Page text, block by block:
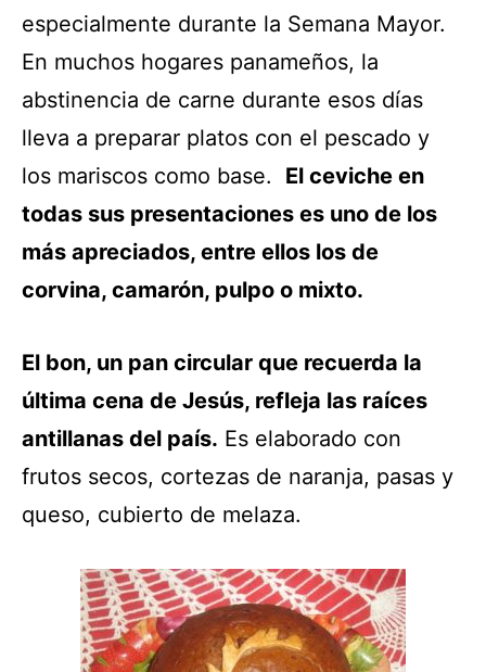
especialmente durante la Semana Mayor.
En muchos hogares panameños, la
abstinencia de carne durante esos días
lleva a preparar platos con el pescado y
los mariscos como base. El ceviche en
todas sus presentaciones es uno de los
más apreciados, entre ellos los de
corvina, camarón, pulpo o mixto.
El bon, un pan circular que recuerda la
última cena de Jesús, refleja las raíces
antillanas del país. Es elaborado con
frutos secos, cortezas de naranja, pasas y
queso, cubierto de melaza.